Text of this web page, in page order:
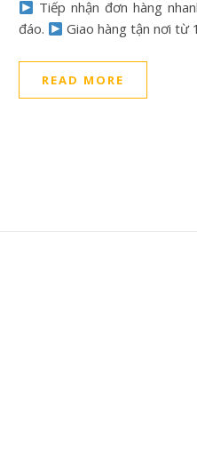
Tiếp nhận đơn hàng
đáo.
Giao hàng tận nơi từ
READ MORE